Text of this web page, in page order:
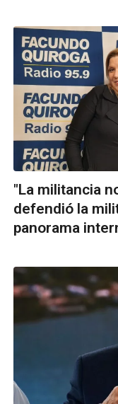
"La militancia
defendió la
panorama